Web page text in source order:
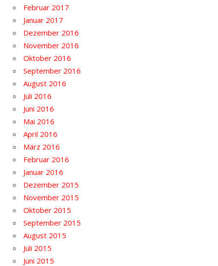
Februar 2017
Januar 2017
Dezember 2016
November 2016
Oktober 2016
September 2016
August 2016
Juli 2016
Juni 2016
Mai 2016
April 2016
März 2016
Februar 2016
Januar 2016
Dezember 2015
November 2015
Oktober 2015
September 2015
August 2015
Juli 2015
Juni 2015